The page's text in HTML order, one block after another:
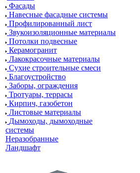
Фасады
Навесные фасадные системы
Профилированный лист
Звукоизоляционные материалы
Потолки подвесные
Керамогранит
Лакокрасочные материалы
Сухие строительные смеси
Благоустройство
Заборы, ограждения
Тротуары, террасы
Кирпич, газобетон
Листовые материалы
Дымоходы, дымоходные
системы
Неразобранные
Ландшафт